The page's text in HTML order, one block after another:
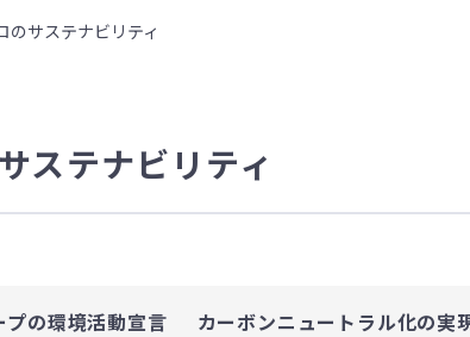
のサステナビリティ
ステナビリティ
プの環境活動宣言 カーボンニュートラル化の実